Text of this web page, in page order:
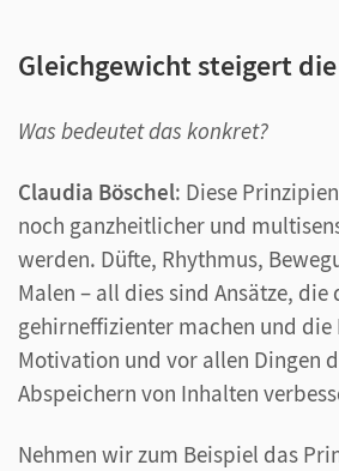
Gleichgewicht steigert
Was bedeutet das konkret?
Claudia Böschel: Diese
noch ganzheitlicher und
werden. Düfte, Rhythmus,
Malen – all dies sind Ansätze, die
gehirneffizienter machen und
Motivation und vor allen Dingen
Abspeichern von Inhalten
Nehmen wir zum Beispiel das